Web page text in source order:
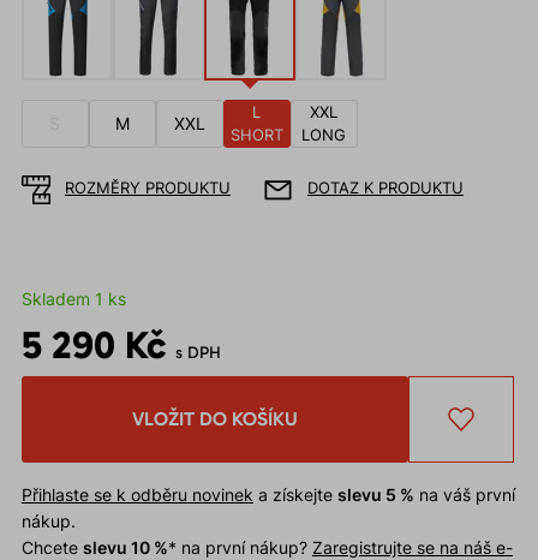
S M XXL
L
SHORT
XXL
LONG
ROZMĚRY PRODUKTU DOTAZ K PRODUKTU
Skladem 1 ks
5 290 Kč s DPH
VLOŽIT DO KOŠÍKU
Přihlaste se k odběru novinek a získejte slevu 5 % na váš první
nákup.
Chcete slevu 10 %* na první nákup? Zaregistrujte se na náš e-